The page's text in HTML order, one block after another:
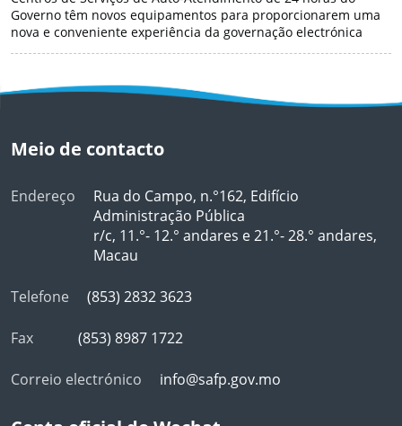
Governo têm novos equipamentos para proporcionarem uma
nova e conveniente experiência da governação electrónica
Meio de contacto
Endereço
Rua do Campo, n.°162, Edifício
Administração Pública
r/c, 11.°- 12.° andares e 21.°- 28.° andares,
Macau
Telefone (853) 2832 3623
Fax (853) 8987 1722
Correio electrónico info@safp.gov.mo